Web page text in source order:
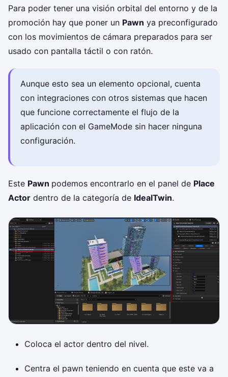
Para poder tener una visión orbital del entorno y de la
promoción hay que poner un Pawn ya preconfigurado
con los movimientos de cámara preparados para ser
usado con pantalla táctil o con ratón.
Aunque esto sea un elemento opcional, cuenta
con integraciones con otros sistemas que hacen
que funcione correctamente el flujo de la
aplicación con el GameMode sin hacer ninguna
configuración.
Este Pawn podemos encontrarlo en el panel de Place
Actor dentro de la categoría de IdealTwin.
Coloca el actor dentro del nivel.
Centra el pawn teniendo en cuenta que este va a